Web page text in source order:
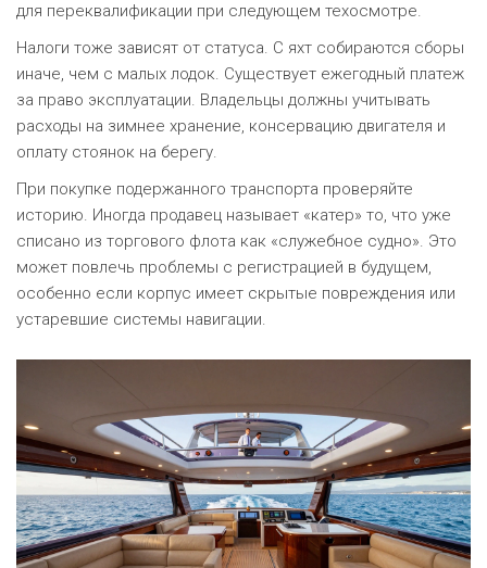
для переквалификации при следующем техосмотре.
Налоги тоже зависят от статуса. С яхт собираются сборы
иначе, чем с малых лодок. Существует ежегодный платеж
за право эксплуатации. Владельцы должны учитывать
расходы на зимнее хранение, консервацию двигателя и
оплату стоянок на берегу.
При покупке подержанного транспорта проверяйте
историю. Иногда продавец называет «катер» то, что уже
списано из торгового флота как «служебное судно». Это
может повлечь проблемы с регистрацией в будущем,
особенно если корпус имеет скрытые повреждения или
устаревшие системы навигации.